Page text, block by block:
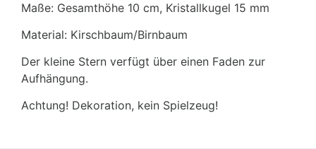
Maße: Gesamthöhe 10 cm, Kristallkugel 15 mm
Material: Kirschbaum/Birnbaum
Der kleine Stern verfügt über einen Faden zur
Aufhängung.
Achtung! Dekoration, kein Spielzeug!